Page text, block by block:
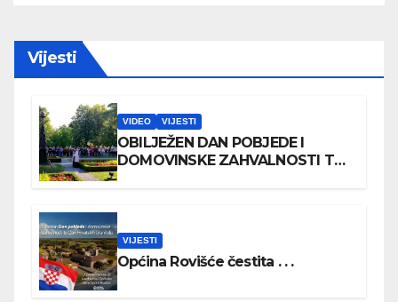
Vijesti
VIDEO VIJESTI
OBILJEŽEN DAN POBJEDE I
DOMOVINSKE ZAHVALNOSTI TE
VIJESTI
Općina Rovišće čestita . . .